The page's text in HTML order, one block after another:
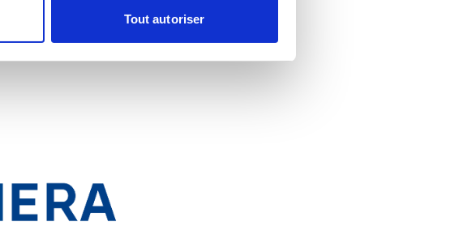
Tout autoriser